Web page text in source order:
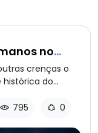
no
à crenças o
do
795 0